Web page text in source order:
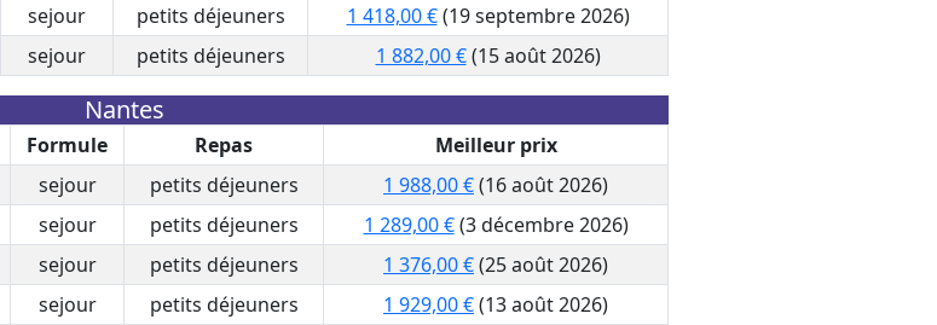
sejour petits déjeuners 1 418,00 €(19 septembre 2026)
sejour petits déjeuners 1 882,00 €(15 août 2026)
Nantes
Formule Repas
Meilleur prix
sejour petits déjeuners 1 988,00 €(16 août 2026)
sejour petits déjeuners 1 289,00 €(3 décembre 2026)
sejour petits déjeuners 1 376,00 €(25 août 2026)
sejour petits déjeuners 1 929,00 €(13 août 2026)